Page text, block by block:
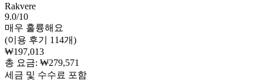
Rakvere
9.0/10
매우 훌륭해요
(이용 후기 114개)
₩197,013
총 요금: ₩279,571
세금 및 수수료 포함